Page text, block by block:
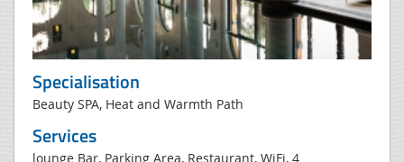
Specialisation
Beauty SPA, Heat and Warmth Path
Services
lounge Bar, Parking Area, Restaurant, WiFi, 4